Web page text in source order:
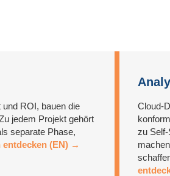
ROI, bauen die
jedem Projekt gehört
separate Phase,
entdecken (EN) →
Cloud-
zu